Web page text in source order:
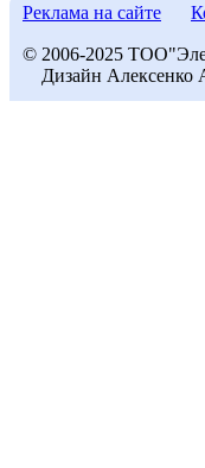
Реклама на сайте
© 2006-2025
Дизайн Алексенко